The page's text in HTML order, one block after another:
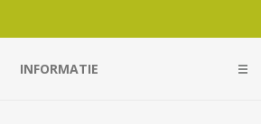
INFORMATIE